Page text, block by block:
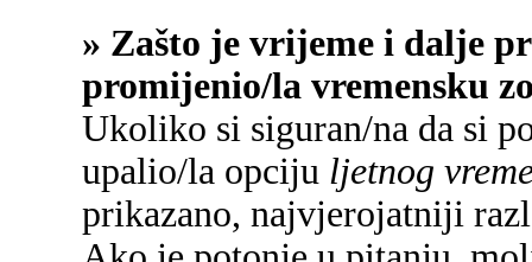
» Zašto je vrijeme i dalje
promijenio/la vremensku
Ukoliko si siguran/na da si
upalio/la opciju ljetnog
prikazano, najvjerojatniji